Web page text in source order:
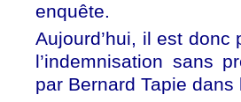
enquête.
Aujourd’hui, il est
l’indemnisation sans
par Bernard Tapie dans